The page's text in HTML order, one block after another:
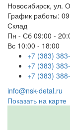
Новосибирск, ул.
График работы:
Склад
Пн - Сб 09:00 -
Вс 10:00 - 18:00
+7 (383)
+7 (383)
+7 (383)
info@nsk-detal.ru
Показать на карте